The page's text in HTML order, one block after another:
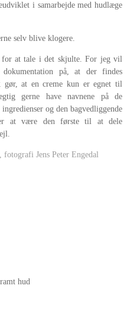
i samarbejde med hudlæge
selv blive klogere.
for at tale i det skjulte. For jeg vil
på, at der findes
gør, at en creme kun er egnet til
gerne have navnene på de
og den bagvedliggende
at være den første til at dele
Jens Peter Engedal
hud